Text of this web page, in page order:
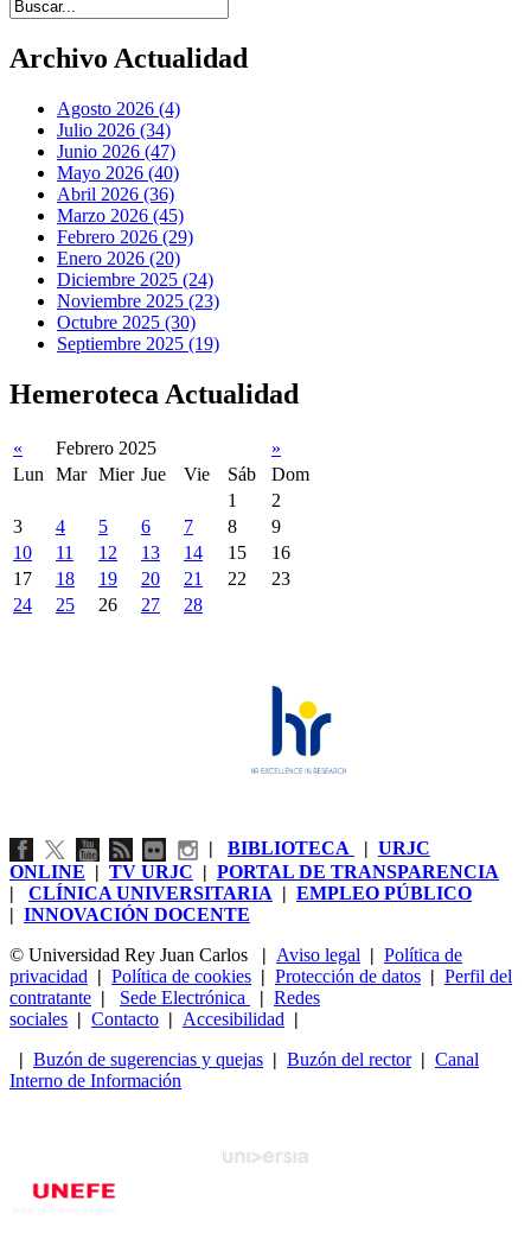
Archivo Actualidad
Agosto 2026 (4)
Julio 2026 (34)
Junio 2026 (47)
Mayo 2026 (40)
Abril 2026 (36)
Marzo 2026 (45)
Febrero 2026 (29)
Enero 2026 (20)
Diciembre 2025 (24)
Noviembre 2025 (23)
Octubre 2025 (30)
Septiembre 2025 (19)
Hemeroteca Actualidad
« Febrero 2025
»
Lun
Mar Mier Jue Vie Sáb
Dom
1
2
3
4 5 6 7 8
9
10
11 12 13 14 15
16
17
18 19 20 21 22
23
24
25 26 27 28
| BIBLIOTECA | URJC
ONLINE | TV URJC | PORTAL DE TRANSPARENCIA
| CLÍNICA UNIVERSITARIA | EMPLEO PÚBLICO
| INNOVACIÓN DOCENTE
© Universidad Rey Juan Carlos
| Aviso legal | Política de
privacidad | Política de cookies | Protección de datos | Perfil del
contratante | Sede Electrónica | Redes
sociales | Contacto | Accesibilidad |
| Buzón de sugerencias y quejas | Buzón del rector| Canal
Interno de Información